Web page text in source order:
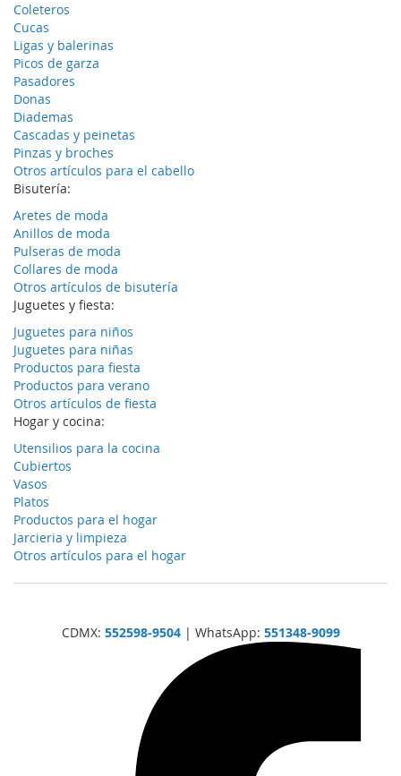
Coleteros
Cucas
Ligas y balerinas
Picos de garza
Pasadores
Donas
Diademas
Cascadas y peinetas
Pinzas y broches
Otros artículos para el cabello
Bisutería:
Aretes de moda
Anillos de moda
Pulseras de moda
Collares de moda
Otros artículos de bisutería
Juguetes y fiesta:
Juguetes para niños
Juguetes para niñas
Productos para fiesta
Productos para verano
Otros artículos de fiesta
Hogar y cocina:
Utensilios para la cocina
Cubiertos
Vasos
Platos
Productos para el hogar
Jarcieria y limpieza
Otros artículos para el hogar
CDMX: 552598-9504| WhatsApp: 551348-9099